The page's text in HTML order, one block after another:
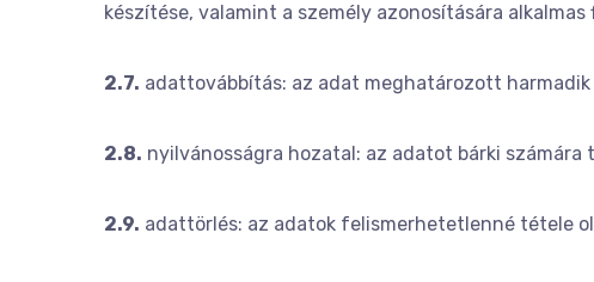
készítése, valamint a személy azonosítására
2.7. adattovábbítás: az adat meghatározott
2.8. nyilvánosságra hozatal: az adatot bárki
2.9. adattörlés: az adatok felismerhetetlenné tétele